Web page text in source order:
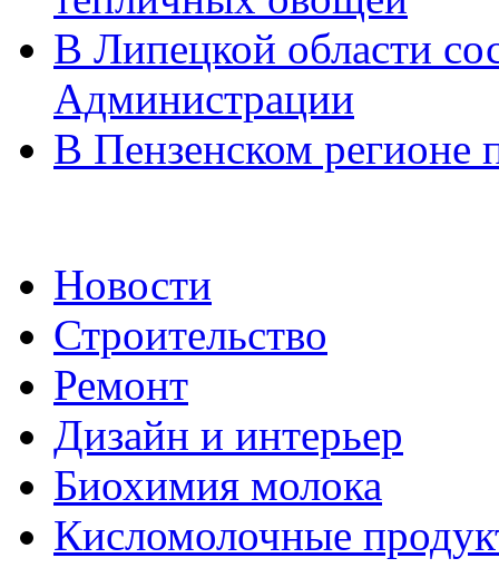
В Липецкой области
Администрации
В Пензенском регионе
Новости
Строительство
Ремонт
Дизайн и интерьер
Биохимия молока
Кисломолочные